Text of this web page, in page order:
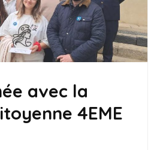
avec la
4EME